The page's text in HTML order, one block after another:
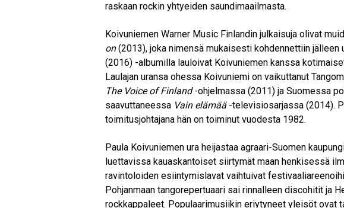
raskaan rockin yhtyeiden saundimaailmasta.
Koivuniemen Warner Music Finlandin julkaisuja olivat
on(2013), joka nimensä mukaisesti kohdennettiin
(2016) -albumilla lauloivat Koivuniemen kanssa
Laulajan uransa ohessa Koivuniemi on vaikuttanut
The Voice of Finland-ohjelmassa (2011) ja Suomessa
saavuttaneessa Vain elämää-televisiosarjassa (2014).
toimitusjohtajana hän on toiminut vuodesta 1982.
Paula Koivuniemen ura heijastaa agraari-Suomen
luettavissa kauaskantoiset siirtymät maan henkisessä
ravintoloiden esiintymislavat vaihtuivat
Pohjanmaan tangorepertuaari sai rinnalleen discohitit ja
rockkappaleet. Populaarimusiikin eriytyneet yleisöt ovat